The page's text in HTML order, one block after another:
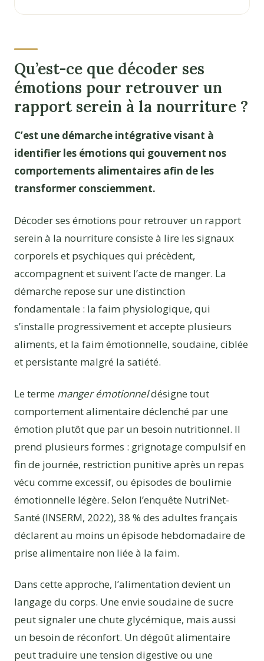
Qu’est-ce que décoder ses
émotions pour retrouver un
rapport serein à la nourriture ?
C’est une démarche intégrative visant à
identifier les émotions qui gouvernent nos
comportements alimentaires afin de les
transformer consciemment.
Décoder ses émotions pour retrouver un rapport
serein à la nourriture consiste à lire les signaux
corporels et psychiques qui précèdent,
accompagnent et suivent l’acte de manger. La
démarche repose sur une distinction
fondamentale : la faim physiologique, qui
s’installe progressivement et accepte plusieurs
aliments, et la faim émotionnelle, soudaine, ciblée
et persistante malgré la satiété.
Le terme manger émotionneldésigne tout
comportement alimentaire déclenché par une
émotion plutôt que par un besoin nutritionnel. Il
prend plusieurs formes : grignotage compulsif en
fin de journée, restriction punitive après un repas
vécu comme excessif, ou épisodes de boulimie
émotionnelle légère. Selon l’enquête NutriNet-
Santé (INSERM, 2022), 38 % des adultes français
déclarent au moins un épisode hebdomadaire de
prise alimentaire non liée à la faim.
Dans cette approche, l’alimentation devient un
langage du corps. Une envie soudaine de sucre
peut signaler une chute glycémique, mais aussi
un besoin de réconfort. Un dégoût alimentaire
peut traduire une tension digestive ou une